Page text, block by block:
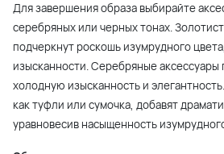
Для завершения образа выбирайте
серебряных или черных тонах.
подчеркнут роскошь изумрудного
изысканности. Серебряные аксессуары
холодную изысканность и
как туфли или сумочка, добавят
уравновесив насыщенность